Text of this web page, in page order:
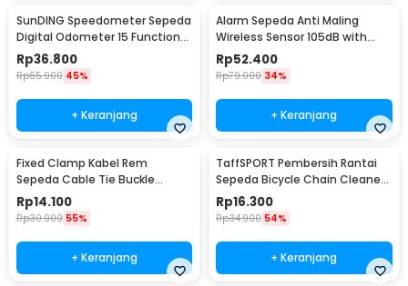
SunDING Speedometer Sepeda
Digital Odometer 15 Function
LCD Display - SD-548B
Rp36.800
Rp65.900 45%
+ Keranjang
Alarm Sepeda Anti Maling
Wireless Sensor 105dB with
Remote Control - TE-168
Rp52.400
Rp79.000 34%
+ Keranjang
Fixed Clamp Kabel Rem
Sepeda Cable Tie Buckle
Organizer 5 PCS
Rp14.100
Rp30.900 55%
+ Keranjang
TaffSPORT Pembersih Rantai
Sepeda Bicycle Chain Cleaner
Scrubber - YHW10-258
Rp16.300
Rp34.900 54%
+ Keranjang